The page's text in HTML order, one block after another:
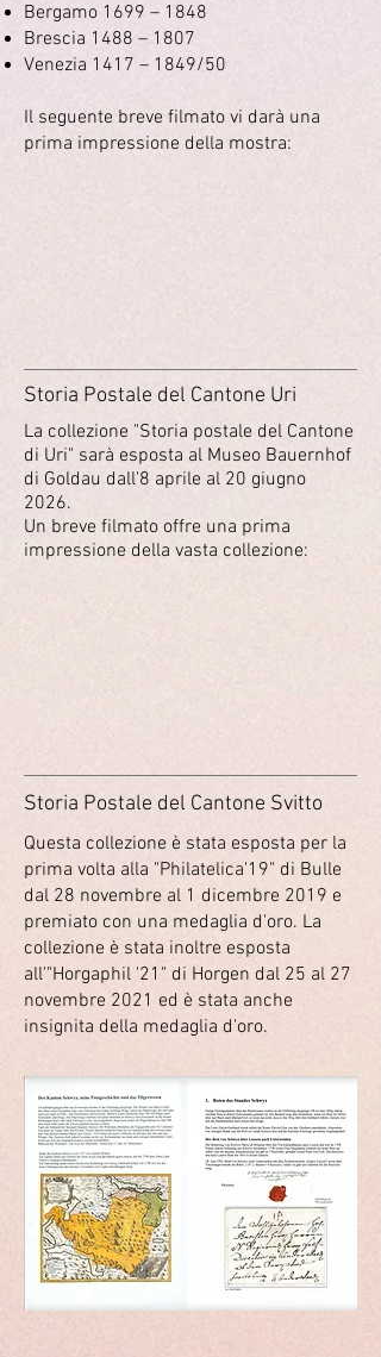
Bergamo 1699 – 1848
Brescia 1488 – 1807
Venezia 1417 – 1849/50
Il seguente breve filmato vi darà una
prima impressione della mostra:
Storia Postale del Cantone Uri
La collezione "Storia postale del Cantone
di Uri" sarà esposta al Museo Bauernhof
di Goldau dall'8 aprile al 20 giugno
2026.
Un breve filmato offre una prima
impressione della vasta collezione:
Storia Postale del Cantone Svitto
Questa collezione è stata esposta per la
prima volta alla "Philatelica'19" di Bulle
dal 28 novembre al 1 dicembre 2019 e
premiato con una medaglia d'oro. La
collezione è stata inoltre esposta
all'"Horgaphil '21" di Horgen dal 25 al 27
novembre 2021 ed è stata anche
insignita della medaglia d'oro.